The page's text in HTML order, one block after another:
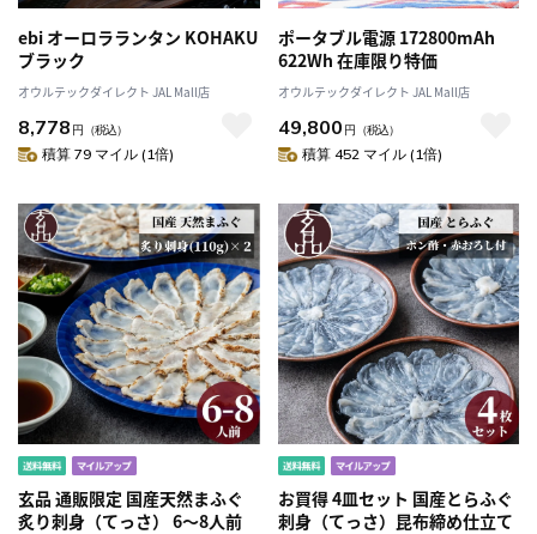
ebi オーロラランタン KOHAKU
ブラック
オウルテックダイレクト JAL Mall店
8,778 円 （税込）
積算 79 マイル (1倍)
ポータブル電源 172800mAh
622Wh 在庫限り特価
オウルテックダイレクト JAL Mall店
49,800 円 （税込）
積算 452 マイル (1倍)
玄品 通販限定 国産天然まふぐ
炙り刺身（てっさ） 6～8人前
お買得 4皿セット 国産とらふぐ
刺身（てっさ）昆布締め仕立て